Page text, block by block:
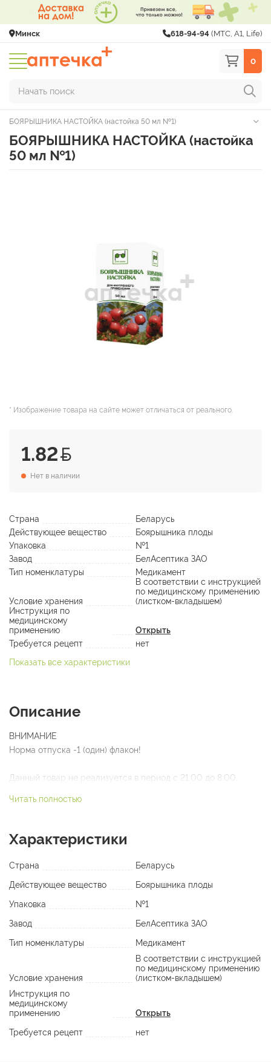
Минск 618-94-94 (МТС, A1, Life)
0
Начать поиск
БОЯРЫШНИКА НАСТОЙКА (настойка 50 мл №1)
БОЯРЫШНИКА НАСТОЙКА (настойка
50 мл №1)
* Изображение товара на сайте может отличаться от реального.
1.82
Нет в наличии
Страна
Беларусь
Действующее вещество
Боярышника плоды
Упаковка
№1
Завод
БелАсептика ЗАО
Тип номенклатуры
Медикамент
Условие хранения
В соответствии с инструкцией
по медицинскому применению
(листком-вкладышем)
Инструкция по
медицинскому
применению
Открыть
Требуется рецепт
нет
Показать все характеристики
Описание
ВНИМАНИЕ
Норма отпуска -1 (один) флакон!
Данный товар не реализуется в период с 21:00 до 8:00.
Читать полностью
Характеристики
Страна
Беларусь
Действующее вещество
Боярышника плоды
Упаковка
№1
Завод
БелАсептика ЗАО
Тип номенклатуры
Медикамент
Условие хранения
В соответствии с инструкцией
по медицинскому применению
(листком-вкладышем)
Инструкция по
медицинскому
применению
Открыть
Требуется рецепт
нет